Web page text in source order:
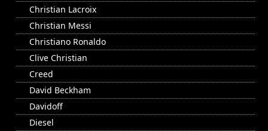
Christian Lacroix
Christian Messi
Christiano Ronaldo
Clive Christian
Creed
David Beckham
Davidoff
Diesel